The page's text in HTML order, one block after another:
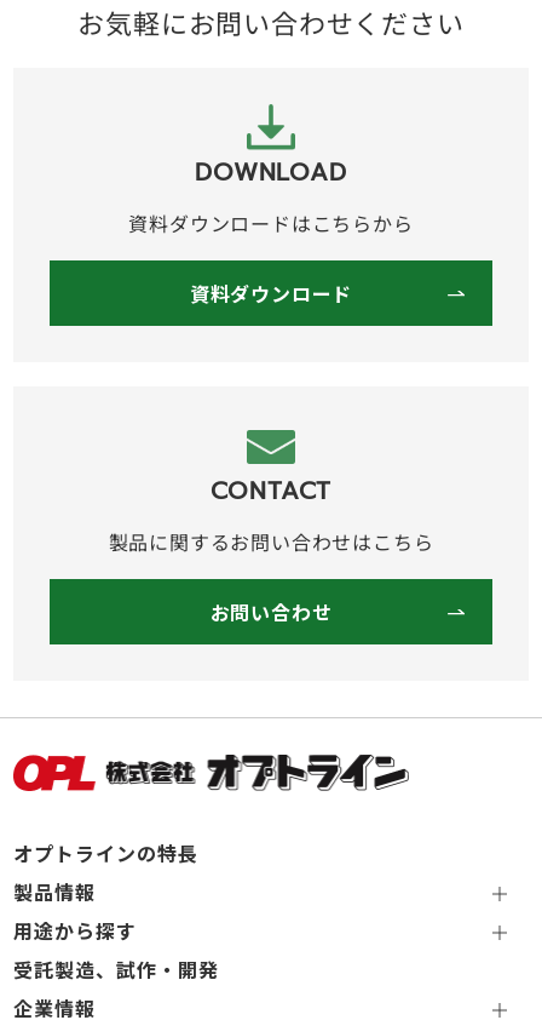
お気軽にお問い合わせください
DOWNLOAD
資料ダウンロードはこちらから
資料ダウンロード
CONTACT
製品に関するお問い合わせはこちら
お問い合わせ
オプトラインの特長
製品情報
用途から探す
受託製造、試作・開発
企業情報